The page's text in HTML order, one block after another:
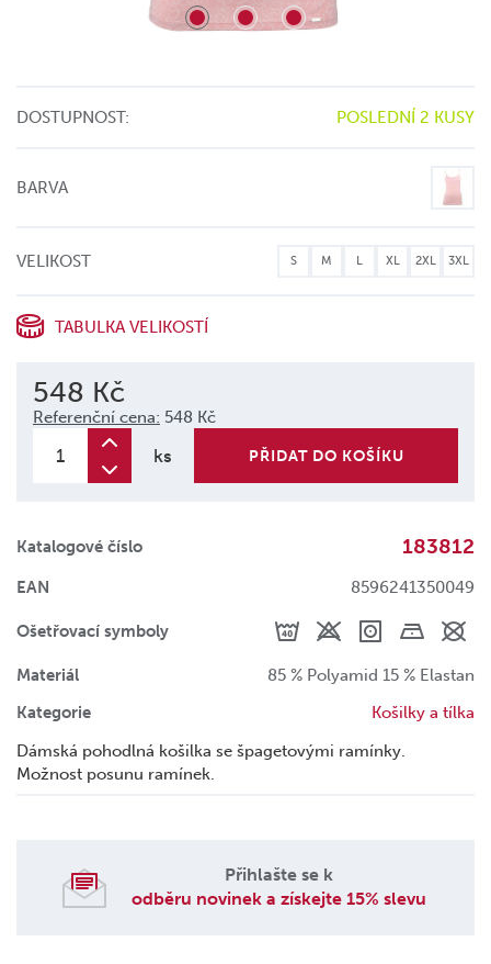
DOSTUPNOST: POSLEDNÍ 2 KUSY
BARVA
VELIKOST S M L XL 2XL 3XL
TABULKA VELIKOSTÍ
548 Kč
Referenční cena: 548 Kč
ks PŘIDAT DO KOŠÍKU
Katalogové číslo 183812
EAN 8596241350049
Ošetřovací symboly
Materiál
85 % Polyamid 15 % Elastan
Kategorie
Košilky a tílka
Dámská pohodlná košilka se špagetovými ramínky.
Možnost posunu ramínek.
Přihlašte se k
odběru novinek a získejte 15% slevu